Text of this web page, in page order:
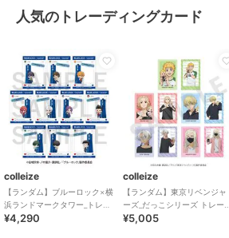
人気のトレーディングカード
colleize
【ランダム】ブルーロック×横
浜ランドマークタワー_トレー
ディング SNS風クリアカード
¥4,290
colleize
【ランダム】東京リベンジャ
ーズ_だっこシリーズ トレーデ
ィングチェキ風カード
¥5,005